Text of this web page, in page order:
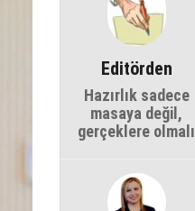
Editörden
Hazırlık sadece
masaya değil,
gerçeklere olmalı